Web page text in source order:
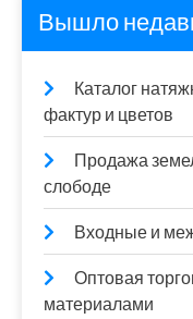
Вышло
Каталог
фактур и цветов
Продажа
слободе
Входные и
Оптовая
материалами